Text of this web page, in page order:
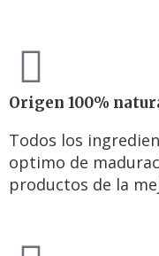
Origen 100%
Todos los
optimo de
productos de la